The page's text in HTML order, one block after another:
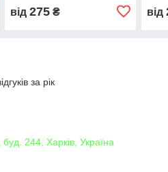
від 275₴ від
за рік
244, Харків, Україна